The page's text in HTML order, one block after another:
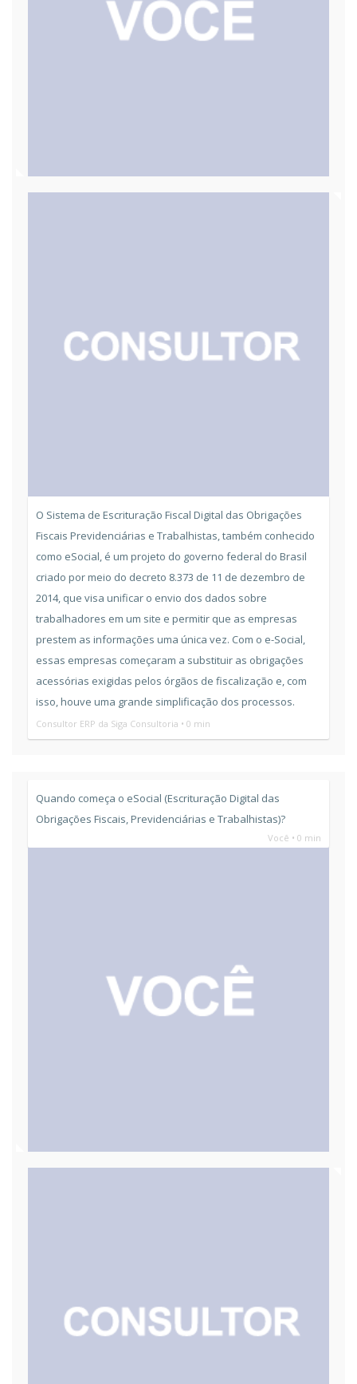
O Sistema de Escrituração Fiscal Digital das Obrigações
Fiscais Previdenciárias e Trabalhistas, também conhecido
como eSocial, é um projeto do governo federal do Brasil
criado por meio do decreto 8.373 de 11 de dezembro de
2014, que visa unificar o envio dos dados sobre
trabalhadores em um site e permitir que as empresas
prestem as informações uma única vez. Com o e-Social,
essas empresas começaram a substituir as obrigações
acessórias exigidas pelos órgãos de fiscalização e, com
isso, houve uma grande simplificação dos processos.
Consultor ERP da Siga Consultoria • 0 min
Quando começa o eSocial (Escrituração Digital das
Obrigações Fiscais, Previdenciárias e Trabalhistas)?
Você • 0 min